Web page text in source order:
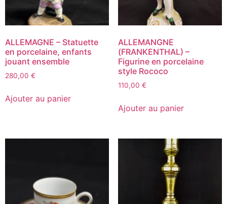
ALLEMAGNE – Statuette
en porcelaine, enfants
jouant ensemble
280,00 €
Ajouter au panier
ALLEMANGNE
(FRANKENTHAL) –
Figurine en porcelaine
style Rococo
110,00 €
Ajouter au panier